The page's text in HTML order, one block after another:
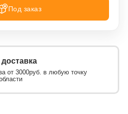
Под заказ
от 3000руб. в любую точку